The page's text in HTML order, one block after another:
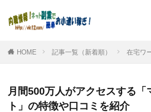
HOME 記事一覧（新着順） 在宅ワ
月間500万人がアクセスする「
ト」の特徴や口コミを紹介